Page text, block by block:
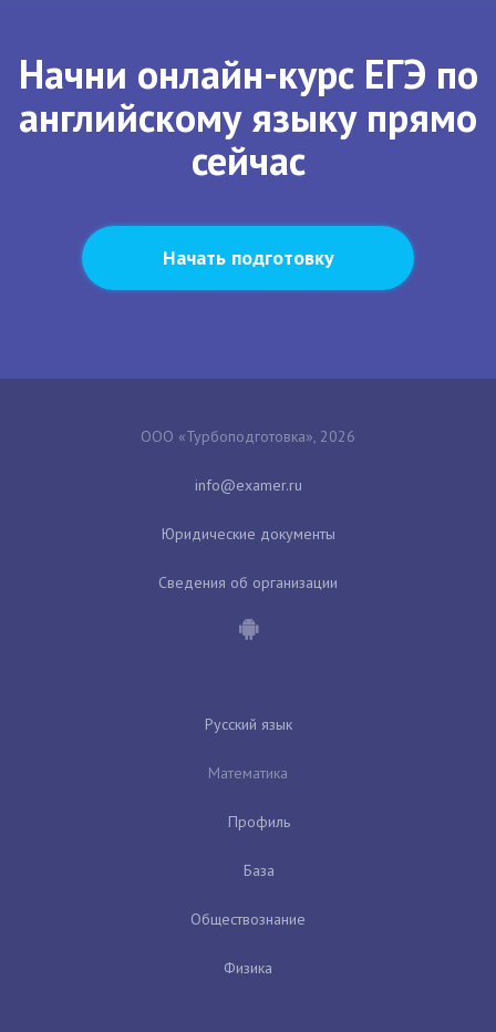
Начни онлайн-курс ЕГЭ по
английскому языку прямо
сейчас
Начать подготовку
ООО «Турбоподготовка», 2026
Юридические документы
Сведения об организации
Русский язык
Математика
Профиль
База
Обществознание
Физика